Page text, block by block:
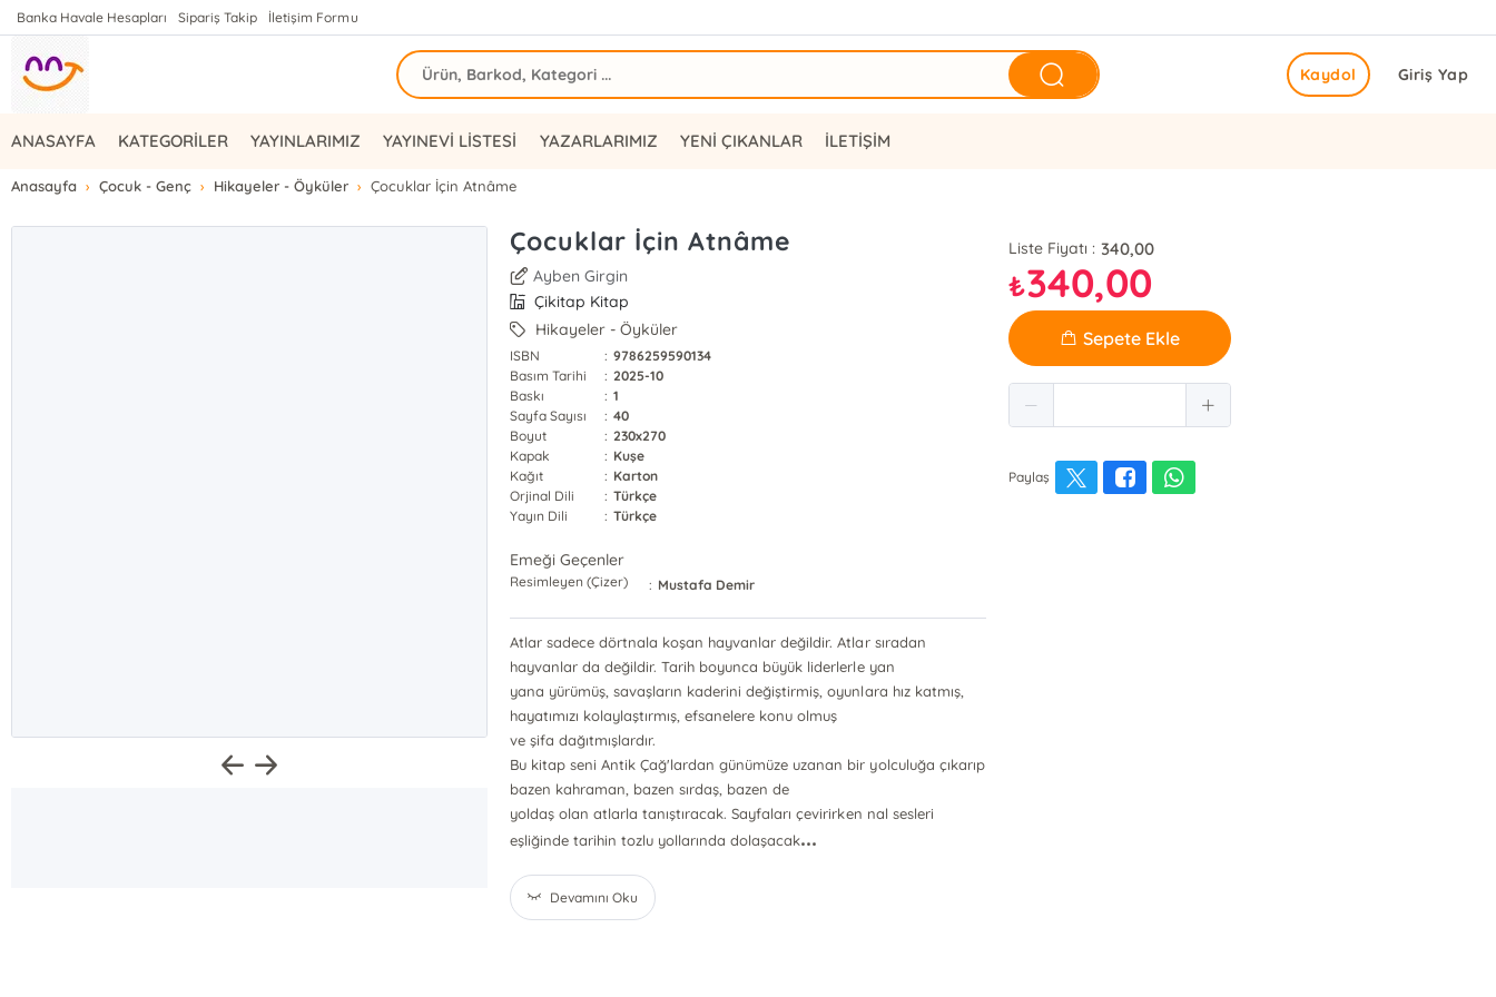
Banka Havale Hesapları Sipariş Takip İletişim Formu
Giriş Yap
Kaydol
ANASAYFA KATEGORİLER YAYINLARIMIZ YAYINEVİ LİSTESİ YAZARLARIMIZ YENİ ÇIKANLAR İLETİŞİM
Anasayfa Çocuk - Genç Hikayeler - Öyküler Çocuklar İçin Atnâme
Çocuklar İçin Atnâme
Ayben Girgin
Çikitap Kitap
Hikayeler - Öyküler
ISBN : 9786259590134
Basım Tarihi
: 2025-10
Baskı
: 1
Sayfa Sayısı
: 40
Boyut
: 230x270
Kapak
: Kuşe
Kağıt
: Karton
Orjinal Dili
: Türkçe
Yayın Dili
: Türkçe
Emeği Geçenler
Resimleyen (Çizer) : Mustafa Demir
Atlar sadece dörtnala koşan hayvanlar değildir. Atlar sıradan
hayvanlar da değildir. Tarih boyunca büyük liderlerle yan
yana yürümüş, savaşların kaderini değiştirmiş, oyunlara hız katmış,
hayatımızı kolaylaştırmış, efsanelere konu olmuş
ve şifa dağıtmışlardır.
Bu kitap seni Antik Çağ'lardan günümüze uzanan bir yolculuğa çıkarıp
bazen kahraman, bazen sırdaş, bazen de
yoldaş olan atlarla tanıştıracak. Sayfaları çevirirken nal sesleri
eşliğinde tarihin tozlu yollarında dolaşacak...
Devamını Oku
Liste Fiyatı : 340,00
₺340,00
Sepete Ekle
Paylaş